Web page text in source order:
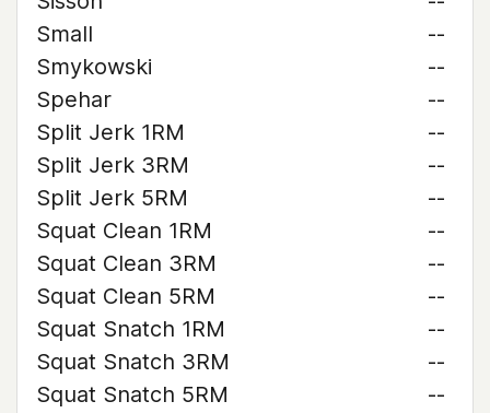
Small
--
Smykowski
--
Spehar
--
Split Jerk 1RM
--
Split Jerk 3RM
--
Split Jerk 5RM
--
Squat Clean 1RM
--
Squat Clean 3RM
--
Squat Clean 5RM
--
Squat Snatch 1RM
--
Squat Snatch 3RM
--
Squat Snatch 5RM
--